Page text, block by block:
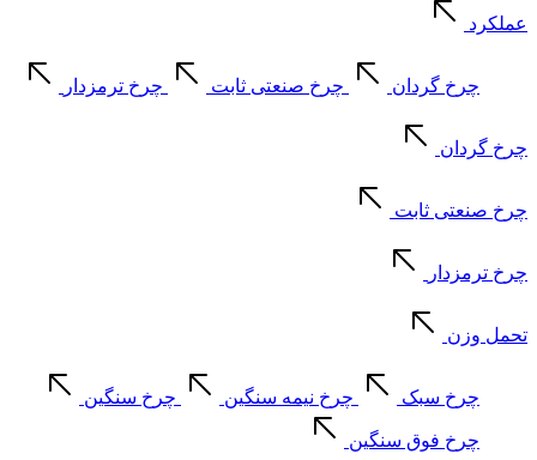
عملکرد
چرخ گردان چرخ صنعتی ثابت چرخ ترمزدار
چرخ گردان
چرخ صنعتی ثابت
چرخ ترمزدار
تحمل وزن
چرخ سبک چرخ نیمه سنگین چرخ سنگین
چرخ فوق سنگین